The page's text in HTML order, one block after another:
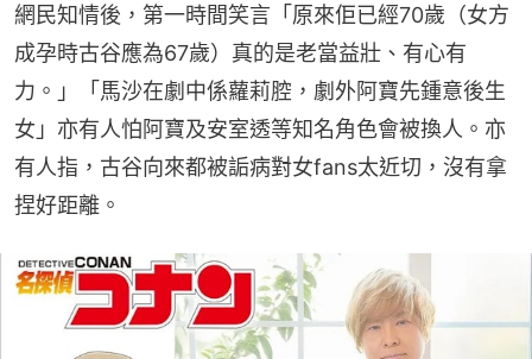
網民知情後，第一時間笑言「原來佢已經70歲（女方
成孕時古谷應為67歲）真的是老當益壯、有心有
力。」「馬沙在劇中係蘿莉腔，劇外阿寶先鍾意後生
女」亦有人怕阿寶及安室透等知名角色會被換人。亦
有人指，古谷向來都被詬病對女fans太近切，沒有拿
捏好距離。